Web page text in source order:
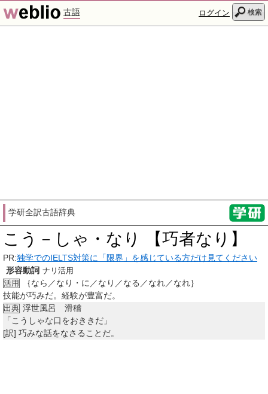
古語 ログイン 検索
学研全訳古語辞典
こう－しゃ・なり 【巧者なり】
PR:独学でのIELTS対策に「限界」を感じている方だけ見てください
形容動詞 ナリ活用
活用
｛なら／なり・に／なり／なる／なれ／なれ｝
技能が巧みだ。経験が豊富だ。
出典 浮世風呂 滑稽
「こうしゃな口をおききだ」
[訳] 巧みな話をなさることだ。